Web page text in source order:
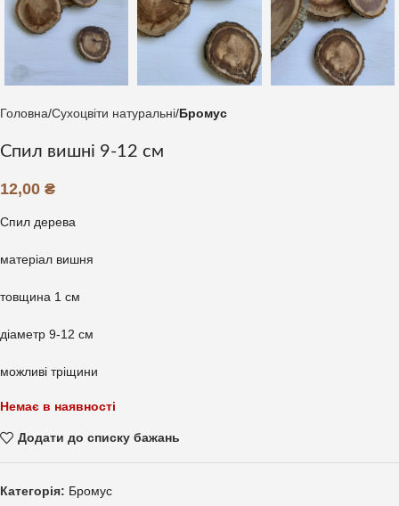
Головна Сухоцвіти натуральні Бромус
Спил вишні 9-12 см
12,00 ₴
Спил дерева
матеріал вишня
товщина 1 см
діаметр 9-12 см
можливі тріщини
Немає в наявності
Додати до списку бажань
Категорія: Бромус